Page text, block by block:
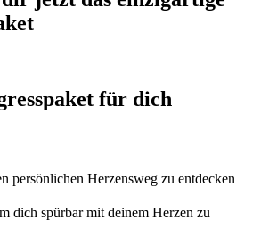
für dich
persönlichen Herzensweg zu entdecken
dich spürbar mit deinem Herzen zu